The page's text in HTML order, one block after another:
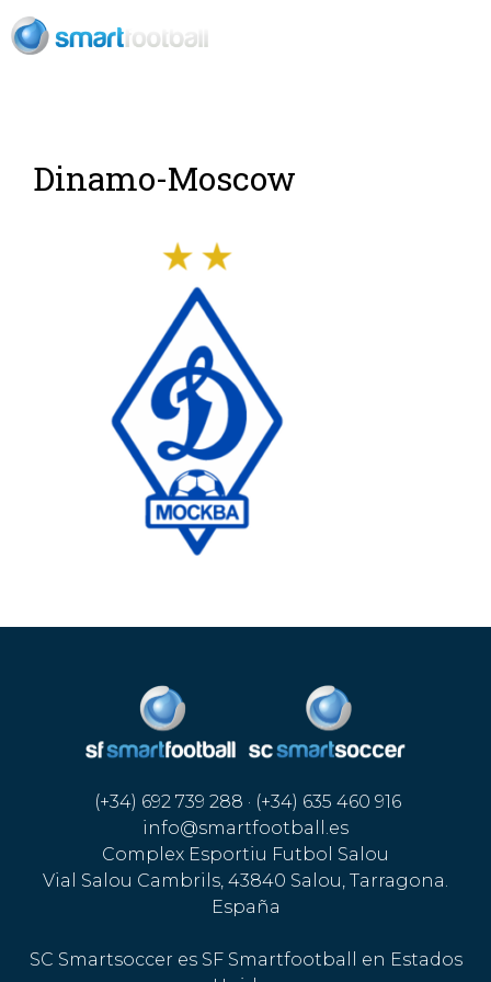
Dinamo-Moscow
(+34) 692 739 288 · (+34) 635 460 916
info@smartfootball.es
Complex Esportiu Futbol Salou
Vial Salou Cambrils, 43840 Salou, Tarragona.
España
SC Smartsoccer es SF Smartfootball en Estados